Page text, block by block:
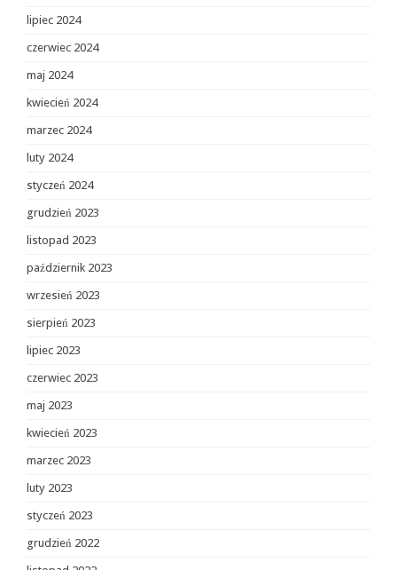
lipiec 2024
czerwiec 2024
maj 2024
kwiecień 2024
marzec 2024
luty 2024
styczeń 2024
grudzień 2023
listopad 2023
październik 2023
wrzesień 2023
sierpień 2023
lipiec 2023
czerwiec 2023
maj 2023
kwiecień 2023
marzec 2023
luty 2023
styczeń 2023
grudzień 2022